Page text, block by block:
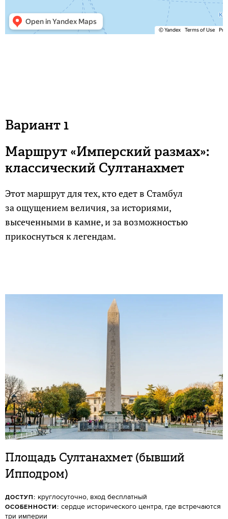
Вариант 1
Маршрут «Имперский размах»:
классический Султанахмет
Этот маршрут для тех, кто едет в Стамбул
за ощущением величия, за историями,
высеченными в камне, и за возможностью
прикоснуться к легендам.
Площадь Султанахмет (бывший
Ипподром)
ДОСТУП: круглосуточно, вход бесплатный
ОСОБЕННОСТИ: сердце исторического центра, где встречаются
три империи